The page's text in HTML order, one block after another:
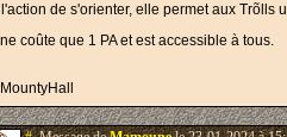
de s'orienter, elle permet aux
coûte que 1 PA et est accessible à tous.